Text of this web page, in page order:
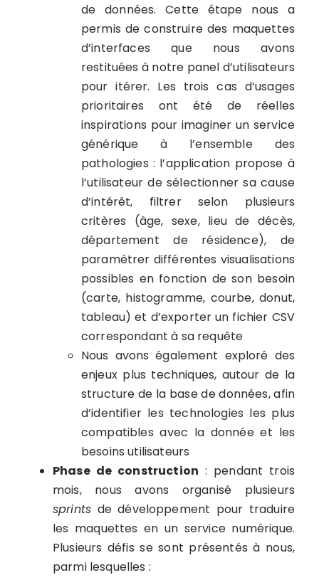
de données. Cette étape nous a
permis de construire des maquettes
d’interfaces que nous avons
restituées à notre panel d’utilisateurs
pour itérer. Les trois cas d’usages
prioritaires ont été de réelles
inspirations pour imaginer un service
générique à l’ensemble des
pathologies : l’application propose à
l’utilisateur de sélectionner sa cause
d’intérêt, filtrer selon plusieurs
critères (âge, sexe, lieu de décès,
département de résidence), de
paramétrer différentes visualisations
possibles en fonction de son besoin
(carte, histogramme, courbe, donut,
tableau) et d’exporter un fichier CSV
correspondant à sa requête
Nous avons également exploré des
enjeux plus techniques, autour de la
structure de la base de données, afin
d’identifier les technologies les plus
compatibles avec la donnée et les
besoins utilisateurs
Phase de construction : pendant trois
mois, nous avons organisé plusieurs
sprints de développement pour traduire
les maquettes en un service numérique.
Plusieurs défis se sont présentés à nous,
parmi lesquelles :